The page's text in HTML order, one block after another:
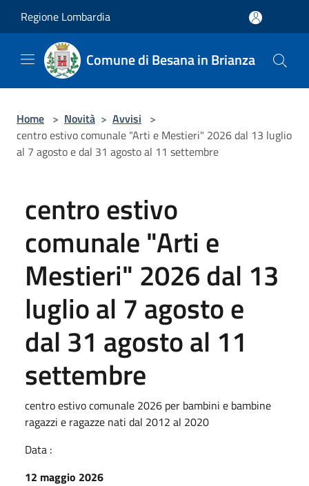
Regione Lombardia
Comune di Besana in Brianza
Home > Novità > Avvisi >
centro estivo comunale "Arti e Mestieri" 2026 dal 13 luglio
al 7 agosto e dal 31 agosto al 11 settembre
centro estivo
comunale "Arti e
Mestieri" 2026 dal 13
luglio al 7 agosto e
dal 31 agosto al 11
settembre
centro estivo comunale 2026 per bambini e bambine
ragazzi e ragazze nati dal 2012 al 2020
Data :
12 maggio 2026